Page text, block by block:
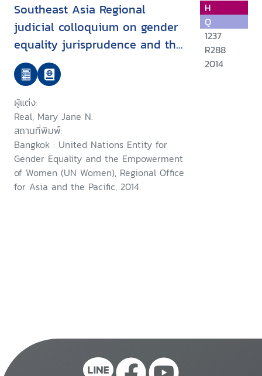
Southeast Asia Regional
judicial colloquium on gender
equality jurisprudence and the
role of the judiciary in
promoting women's access to
justice : summary of
proceedings September 2013,
Bangkok, Thailand
ผู้แต่ง:
Real, Mary Jane N.
สถานที่พิมพ์:
Bangkok : United Nations Entity for
Gender Equality and the Empowerment
of Women (UN Women), Regional Office
for Asia and the Pacific, 2014.
H
Q
1237
R288
2014